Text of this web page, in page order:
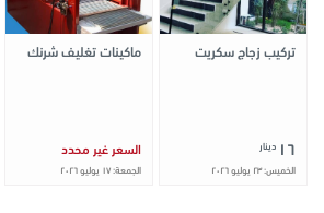
تركيب زجاج سكريت
١٦ دينار
الخميس: ٢٣ يوليو ٢٠٢٦
ماكينات تغليف شرنك
السعر غير محدد
الجمعة: ١٧ يوليو ٢٠٢٦